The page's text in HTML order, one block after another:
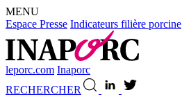
MENU
Espace Presse Indicateurs filière porcine
leporc.com Inaporc
RECHERCHER